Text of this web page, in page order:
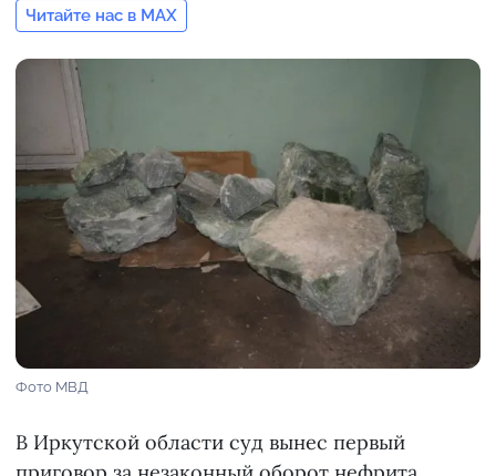
Читайте нас в MAX
Фото МВД
В Иркутской области суд вынес первый